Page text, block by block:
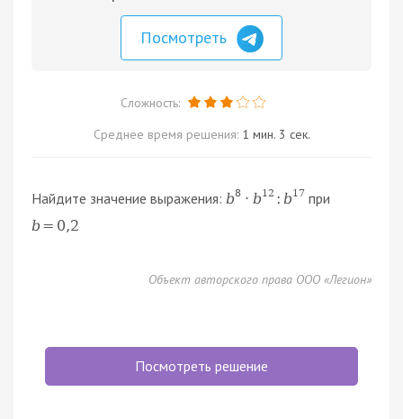
Посмотреть
Сложность:
Среднее время решения: 1 мин. 3 сек.
Найдите значение выражения: b8 ⋅ b12 : b17 при
b= 0,2
Объект авторского права ООО «Легион»
Посмотреть решение